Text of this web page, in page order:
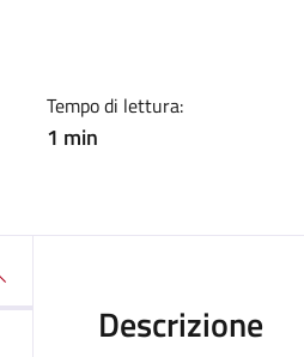
Tempo di lettura:
1 min
Descrizione